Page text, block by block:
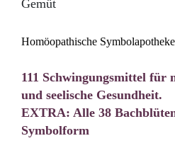
Homöopathische
111 Schwingungsmittel für
und seelische Gesundheit.
EXTRA: Alle 38
Symbolform